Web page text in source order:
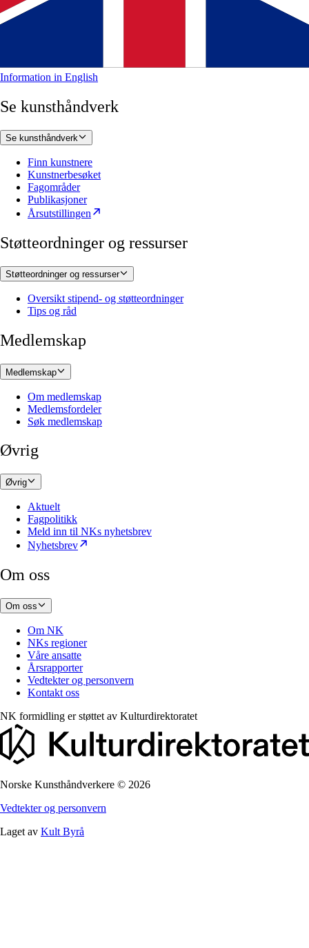
Information in English
Se kunsthåndverk
Se kunsthåndverk
Finn kunstnere
Kunstnerbesøket
Fagområder
Publikasjoner
Årsutstillingen
Støtteordninger og ressurser
Støtteordninger og ressurser
Oversikt stipend- og støtteordninger
Tips og råd
Medlemskap
Medlemskap
Om medlemskap
Medlemsfordeler
Søk medlemskap
Øvrig
Øvrig
Aktuelt
Fagpolitikk
Meld inn til NKs nyhetsbrev
Nyhetsbrev
Om oss
Om oss
Om NK
NKs regioner
Våre ansatte
Årsrapporter
Vedtekter og personvern
Kontakt oss
NK formidling er støttet av Kulturdirektoratet
Norske Kunsthåndverkere © 2026
Vedtekter og personvern
Laget av Kult Byrå